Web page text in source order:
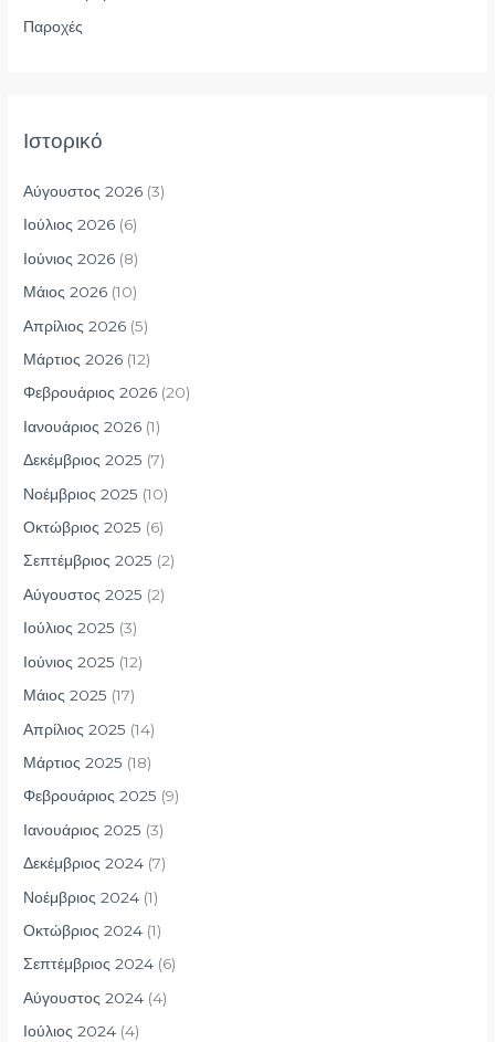
η
:
Παροχές
Ιστορικό
Αύγουστος 2026 (3)
Ιούλιος 2026 (6)
Ιούνιος 2026 (8)
Μάιος 2026 (10)
Απρίλιος 2026 (5)
Μάρτιος 2026 (12)
Φεβρουάριος 2026 (20)
Ιανουάριος 2026 (1)
Δεκέμβριος 2025 (7)
Νοέμβριος 2025 (10)
Οκτώβριος 2025 (6)
Σεπτέμβριος 2025 (2)
Αύγουστος 2025 (2)
Ιούλιος 2025 (3)
Ιούνιος 2025 (12)
Μάιος 2025 (17)
Απρίλιος 2025 (14)
Μάρτιος 2025 (18)
Φεβρουάριος 2025 (9)
Ιανουάριος 2025 (3)
Δεκέμβριος 2024 (7)
Νοέμβριος 2024 (1)
Οκτώβριος 2024 (1)
Σεπτέμβριος 2024 (6)
Αύγουστος 2024 (4)
Ιούλιος 2024 (4)